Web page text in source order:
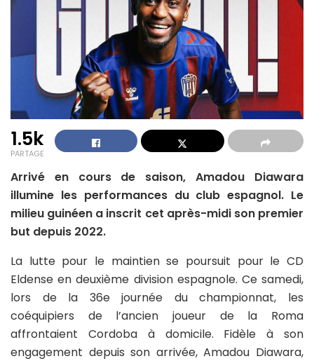
1.5k
PARTAGE
Arrivé en cours de saison, Amadou Diawara
illumine les performances du club espagnol. Le
milieu guinéen a inscrit cet après-midi son premier
but depuis 2022.
La lutte pour le maintien se poursuit pour le CD
Eldense en deuxième division espagnole. Ce samedi,
lors de la 36e journée du championnat, les
coéquipiers de l’ancien joueur de la Roma
affrontaient Cordoba à domicile. Fidèle à son
engagement depuis son arrivée, Amadou Diawara,